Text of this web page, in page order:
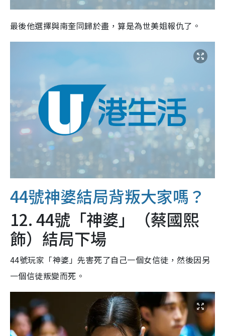
最後他選擇與南奎同歸於盡，算是為世美姐報仇了。
44號神婆結局背叛大家嗎？
12. 44號「神婆」（蔡國熙
飾）結局下場
44號玩家「神婆」先害死了自己一個女信徒，然後因另
一個信徒叛變而死。